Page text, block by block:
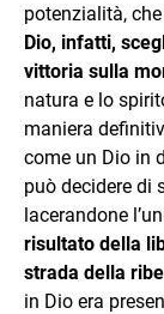
potenzialità,
Dio, infatti,
vittoria sulla
natura e lo
maniera
come un Dio in
può decidere di
lacerandone
risultato della
strada della
in Dio era